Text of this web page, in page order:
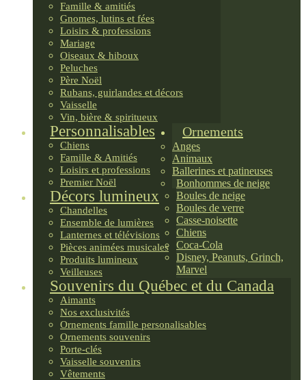
Famille & amitiés
Gnomes, lutins et fées
Loisirs & professions
Mariage
Oiseaux & hiboux
Peluches
Père Noël
Rubans, guirlandes et décors
Vaisselle
Vin, bière & spiritueux
Personnalisables
Chiens
Famille & Amitiés
Loisirs et professions
Premier Noël
Décors lumineux
Chandelles
Ensemble de lumières
Lanternes et télévisions
Pièces animées musicales
Produits lumineux
Veilleuses
Souvenirs du Québec et du Canada
Aimants
Nos exclusivités
Ornements famille personalisables
Ornements souvenirs
Porte-clés
Vaisselle souvenirs
Vêtements
Ornements
Anges
Animaux
Ballerines et patineuses
Bonhommes de neige
Boules de neige
Boules de verre
Casse-noisette
Chiens
Coca-Cola
Disney, Peanuts, Grinch,
Marvel